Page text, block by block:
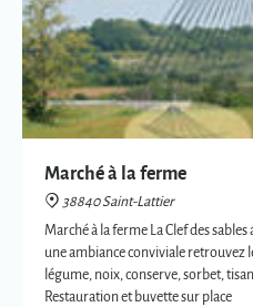
Marché à la ferme
38840 Saint-Lattier
Marché à la ferme La Clef des
une ambiance conviviale retrouvez
légume, noix, conserve, sorbet,
Restauration et buvette sur place